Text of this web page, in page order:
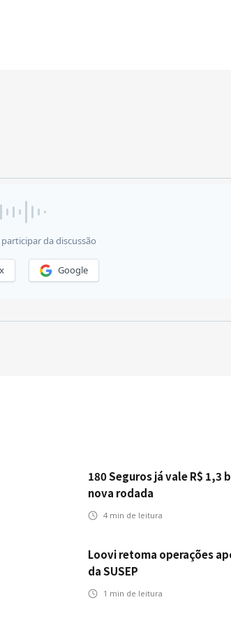
180 Seguros já vale R$ 1,3
nova rodada
4min de leitura
Loovi retoma operações
da SUSEP
1 min de leitura